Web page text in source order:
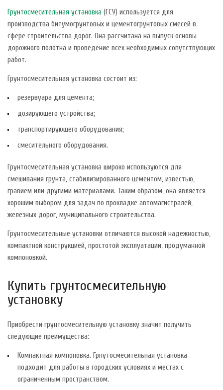
Грунтосмесительная установка (ГСУ) используется для
производства битумогрунтовых и цементогрунтовых смесей в
сфере строительства дорог. Она рассчитана на выпуск основы
дорожного полотна и проведение всех необходимых сопутствующих
работ.
Грунтосмесительная установка состоит из:
резервуара для цемента;
дозирующего устройства;
транспортирующего оборудования;
смесительного оборудования.
Грунтосмесительная установка широко используются для
смешивания грунта, стабилизированного цементом, известью,
гравием или другими материалами. Таким образом, она является
хорошим выбором для задач по прокладке автомагистралей,
железных дорог, муниципального строительства.
Грунтосмесительные установки отличаются высокой надежностью,
компактной конструкцией, простотой эксплуатации, продуманной
компоновкой.
Купить грунтосмесительную
установку
Приобрести грунтосмесительную установку значит получить
следующие преимущества:
Компактная компоновка. Грнутосмесительная установка
подходит для работы в городских условиях и местах с
ограниченным пространством.